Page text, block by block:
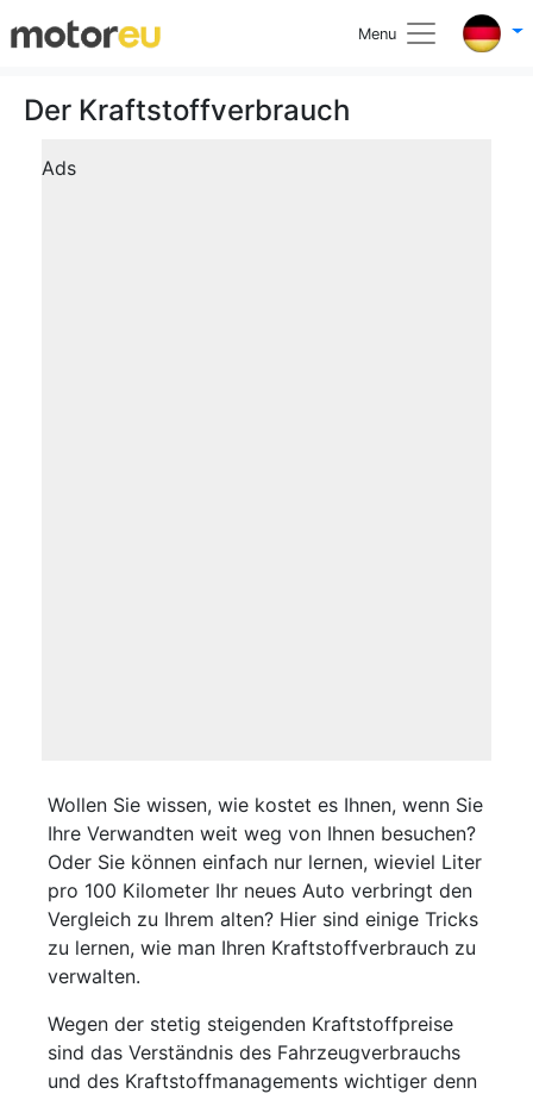
Menu
Der Kraftstoffverbrauch
Ads
Wollen Sie wissen, wie kostet es Ihnen, wenn Sie
Ihre Verwandten weit weg von Ihnen besuchen?
Oder Sie können einfach nur lernen, wieviel Liter
pro 100 Kilometer Ihr neues Auto verbringt den
Vergleich zu Ihrem alten? Hier sind einige Tricks
zu lernen, wie man Ihren Kraftstoffverbrauch zu
verwalten.
Wegen der stetig steigenden Kraftstoffpreise
sind das Verständnis des Fahrzeugverbrauchs
und des Kraftstoffmanagements wichtiger denn